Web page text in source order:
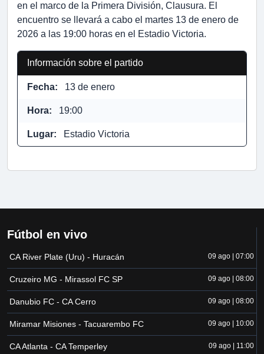
en el marco de la Primera División, Clausura. El
encuentro se llevará a cabo el martes 13 de enero de
2026 a las 19:00 horas en el Estadio Victoria.
Información sobre el partido
Fecha: 13 de enero
Hora: 19:00
Lugar: Estadio Victoria
Fútbol en vivo
CA River Plate (Uru) - Huracán 09 ago | 07:00
Cruzeiro MG - Mirassol FC SP 09 ago | 08:00
Danubio FC - CA Cerro 09 ago | 08:00
Miramar Misiones - Tacuarembo FC 09 ago | 10:00
CA Atlanta - CA Temperley 09 ago | 11:00